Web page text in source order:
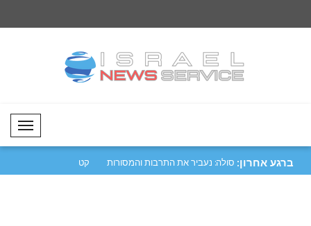
Mobil Menü
ברגע אחרון: מטסולה: נעביר את התרבות והמסורות נגד מכלית